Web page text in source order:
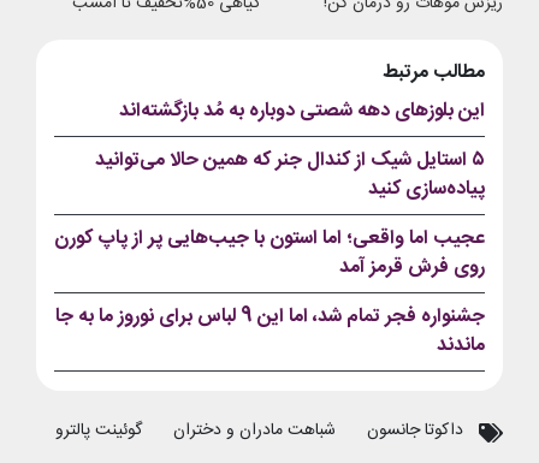
مطالب مرتبط
این بلوزهای دهه شصتی دوباره به مُد بازگشته‌اند
۵ استایل شیک از کندال جنر که همین حالا می‌توانید
پیاده‌سازی کنید
عجیب اما واقعی؛ اما استون با جیب‌هایی پر از پاپ کورن
روی فرش قرمز آمد
جشنواره فجر تمام شد، اما این 9 لباس برای نوروز ما به جا
ماندند
داکوتا جانسون شباهت مادران و دختران گوئینت پالترو